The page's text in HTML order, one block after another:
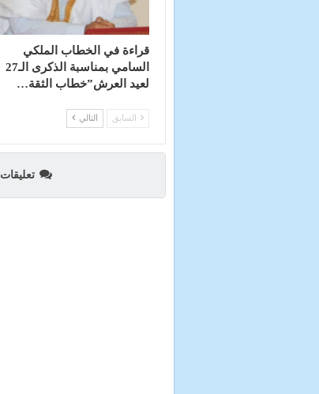
قراءة في الخطاب الملكي
السامي بمناسبة الذكرى الـ27
لعيد العرش”خطاب الثقة…
السابق التالي
تعليقات